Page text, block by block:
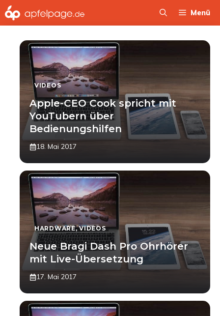
Zum
Inhalt
Menü
VIDEOS
Apple-CEO Cook spricht mit
YouTubern über
Bedienungshilfen
18. Mai 2017
HARDWARE,VIDEOS
Neue Bragi Dash Pro Ohrhörer
mit Live-Übersetzung
17. Mai 2017